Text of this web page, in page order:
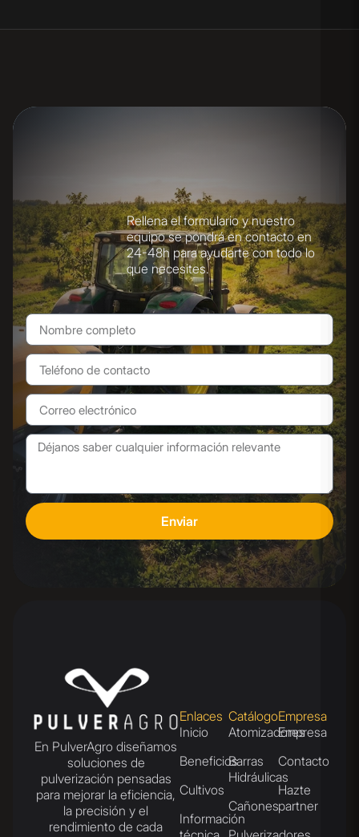
Rellena el formulario y nuestro
equipo se pondrá en contacto en
24-48h para ayudarte con todo lo
que necesites.
Enviar
En PulverAgro diseñamos
soluciones de
pulverización pensadas
para mejorar la eficiencia,
la precisión y el
rendimiento de cada
Enlaces
Inicio
Beneficios
Cultivos
Información
Catálogo
Atomizadores
Barras
Hidráulicas
Cañones
Empresa
Empresa
Contacto
Hazte
partner